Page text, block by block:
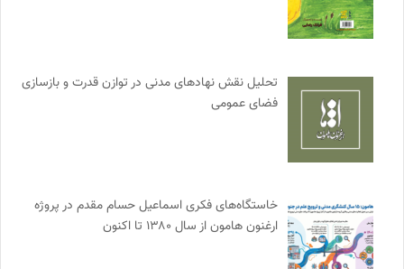
تحلیل نقش نهادهای مدنی در توازن قدرت و بازسازی
فضای عمومی
خاستگاه‌های فکری اسماعیل حسام مقدم در پروژه
ارغنون هامون از سال ۱۳۸۰ تا اکنون